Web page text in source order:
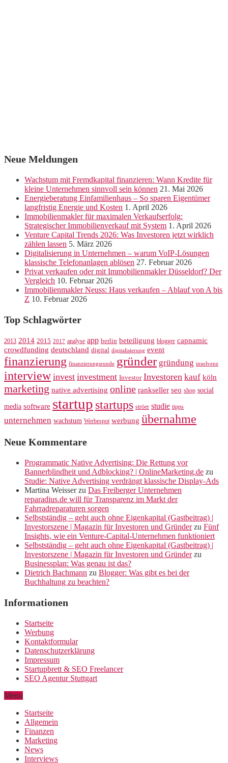
Neue Meldungen
Wachstum mit Fremdkapital finanzieren: Wann Kredite für
kleine Unternehmen sinnvoll sein können 21. Mai 2026
Energieberatung Einfamilienhaus – So sparen Eigentümer
langfristig Energie und Kosten 1. April 2026
Immobilienmakler für maximalen Verkaufserfolg:
Strategischer Immobilienverkauf mit System 1. April 2026
Venture Capital Trends 2026: Was Investoren jetzt wirklich
zählen lassen 5. März 2026
Digitalisierung in Unternehmen – warum VoIP-Lösungen
klassische Telefonanlagen ablösen 27. Februar 2026
Privat verkaufen oder mit Immobilienmakler Düsseldorf? Der
Vergleich 10. Februar 2026
Immobilienmakler Neuss: Haus verkaufen – Ablauf von A bis
Z 10. Februar 2026
Top Schlagwörter
2013 2014 2015 2017 analyse app berlin beteiligung blogger capnamic
crowdfunding deutschland digital digitalisierung event
finanzierung finanzierungsrunde gründer gründung insolvenz
interview invest investment Investor Investoren kauf köln
marketing native advertising online rankseller seo shop social
media software startup startups ströer studie tipps
unternehmen wachstum Werbespot werbung übernahme
Neue Kommentare
Programmatic Native Advertising: Die Rettung vor
Bannerblindheit und Adblocking? | OnlineMarketing.de zu
Studie: Native Advertising verdrängt klassische Display-Ads
Martina Weisserzu Das Freiberger Unternehmen
reparadius.de will für Transparenz im Markt der
Fahrradreparaturen sorgen
Selbstständig – geht auch ohne Eigenkapital (Gastbeitrag) |
Investorszene | Magazin für Investoren und Gründerzu Fünf
Insights, wie ein Venture-Capital-Unternehmen funktioniert
Selbstständig – geht auch ohne Eigenkapital (Gastbeitrag) |
Investorszene | Magazin für Investoren und Gründerzu
Businessplan: Was genau ist das?
Dietrich Bachmann zu Blogger: Was gibt es bei der
Buchhaltung zu beachten?
Informationen
Startseite
Werbung
Kontaktformular
Datenschutzerklärung
Impressum
Startupbrett & SEO Freelancer
SEO Agentur Stuttgart
Menu
Startseite
Allgemein
Finanzen
Marketing
News
Interviews